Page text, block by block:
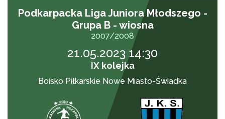
Podkarpacka Liga Juniora Młodszego -
Grupa B - wiosna
2007/2008
21.05.2023 14:30
IX kolejka
Boisko Piłkarskie Nowe Miasto-Świadka